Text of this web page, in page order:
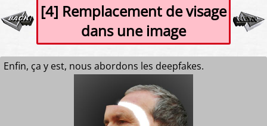
[4] Remplacement de visage
dans une image
Enfin, ça y est, nous abordons les deepfakes.